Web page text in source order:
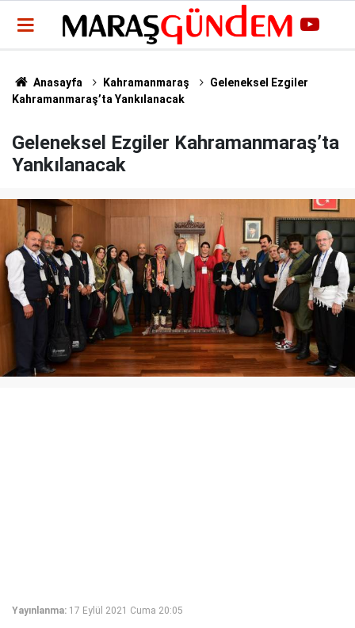
Anasayfa Kahramanmaraş
Geleneksel Ezgiler
Kahramanmaraş’ta Yankılanacak
Geleneksel Ezgiler Kahramanmaraş’ta
Yankılanacak
Yayınlanma: 17 Eylül 2021 Cuma 20:05